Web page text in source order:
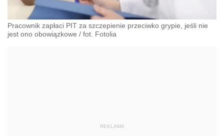
Pracownik zapłaci PIT za szczepienie przeciwko grypie, jeśli nie
jest ono obowiązkowe / fot. Fotolia